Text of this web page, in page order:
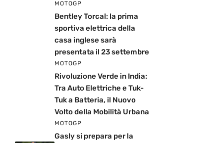
MOTOGP
Bentley Torcal: la prima
sportiva elettrica della
casa inglese sarà
presentata il 23 settembre
MOTOGP
Rivoluzione Verde in India:
Tra Auto Elettriche e Tuk-
Tuk a Batteria, il Nuovo
Volto della Mobilità Urbana
MOTOGP
Gasly si prepara per la